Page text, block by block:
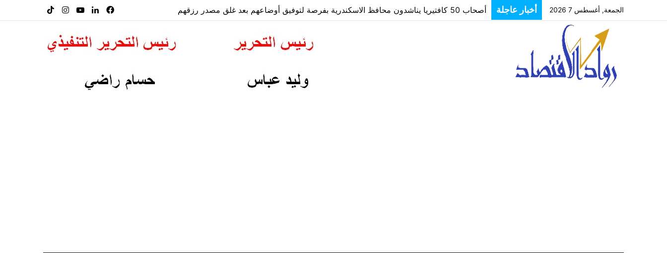
الجمعة, أغسطس 7 2026 أخبار عاجلة أصحاب 50 كافتيريا يناشدون محافظ الاسكندرية بفرصة لتوفيق أوضاعهم بعد غلق مصدر رزقهم فيسبوكلينكدإن‫YouTube
انستقرام